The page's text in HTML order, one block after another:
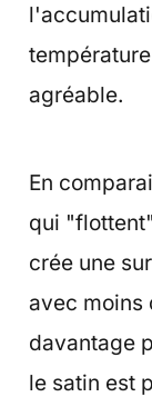
agréable.
En
qui
crée une
avec moins
davantage
le satin est